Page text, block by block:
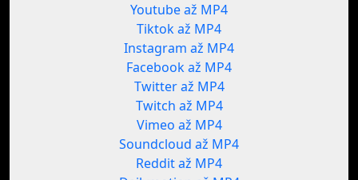
Youtube až MP4
Tiktok až MP4
Instagram až MP4
Facebook až MP4
Twitter až MP4
Twitch až MP4
Vimeo až MP4
Soundcloud až MP4
Reddit až MP4